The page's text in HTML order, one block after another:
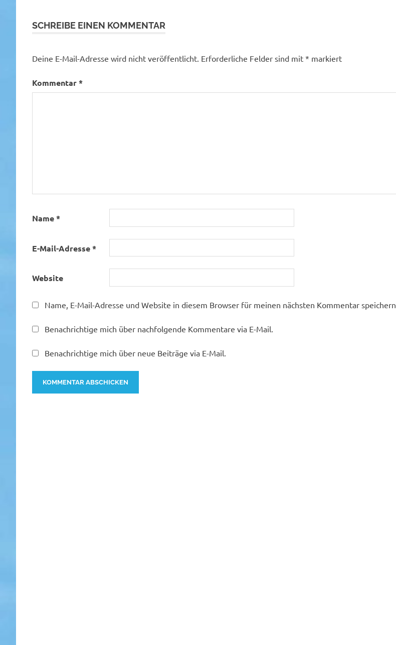
SCHREIBE EINEN KOMMENTAR
Deine E-Mail-Adresse wird nicht veröffentlicht. Erforderliche Felder sind mit * markiert
Kommentar*
Name*
E-Mail-Adresse*
Website
Name, E-Mail-Adresse und Website in diesem Browser für meinen nächsten Kommentar speichern.
Benachrichtige mich über nachfolgende Kommentare via E-Mail.
Benachrichtige mich über neue Beiträge via E-Mail.